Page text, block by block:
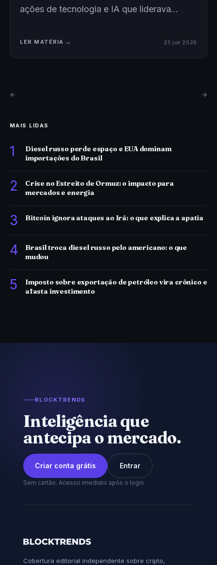
ações de tecnologia e IA que liderava…
LER MATÉRIA → 23 jun 2026
← →
MAIS LIDAS
1
Diesel russo perde espaço e EUA dominam
importações do Brasil
2
Crise no Estreito de Ormuz: o impacto para
mercados e energia
3 Bitcoin ignora ataques ao Irã: o que explica a apatia
4
Brasil troca diesel russo pelo americano: o que
mudou
5
Imposto sobre exportação de petróleo vira crônico e
afasta investimento
BLOCKTRENDS
Inteligência que
antecipa o mercado.
Criar conta grátis Entrar
Sem cartão. Acesso imediato após o login.
Cobertura editorial independente sobre cripto,